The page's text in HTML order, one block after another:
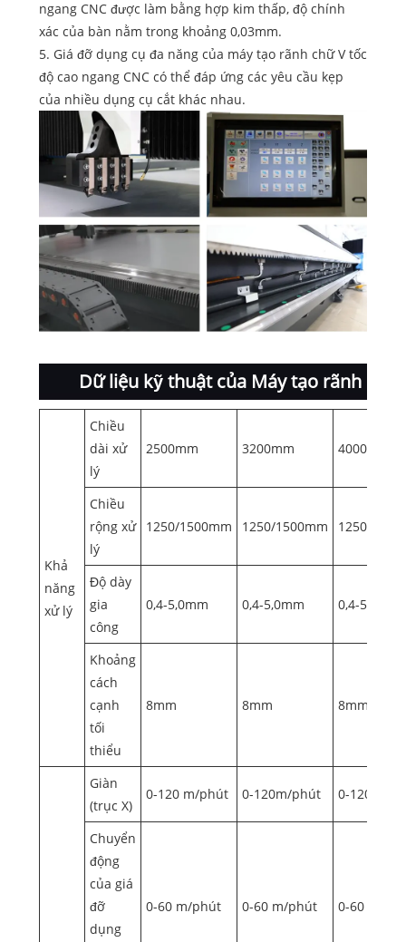
ngang CNC được làm bằng hợp kim thấp, độ chính
xác của bàn nằm trong khoảng 0,03mm.
5. Giá đỡ dụng cụ đa năng của máy tạo rãnh chữ V tốc
độ cao ngang CNC có thể đáp ứng các yêu cầu kẹp
của nhiều dụng cụ cắt khác nhau.
Dữ liệu kỹ thuật của Máy tạo rãnh
chữ V tốc độ cao ngang CNC
Khả
năng
xử lý
Chiều
dài xử
lý
2500mm 3200mm 4000mm
Chiều
rộng xử
lý
1250/1500mm 1250/1500mm 1250/
Độ dày
gia
công
0,4-5,0mm 0,4-5,0mm 0,4-50mm
Khoảng
cách
cạnh
tối
thiểu
8mm 8mm 8mm
Giàn
(trục X)
0-120 m/phút 0-120m/phút 0-120 m/
Chuyển
động
của giá
đỡ
dụng
0-60 m/phút 0-60 m/phút 0-60 m/